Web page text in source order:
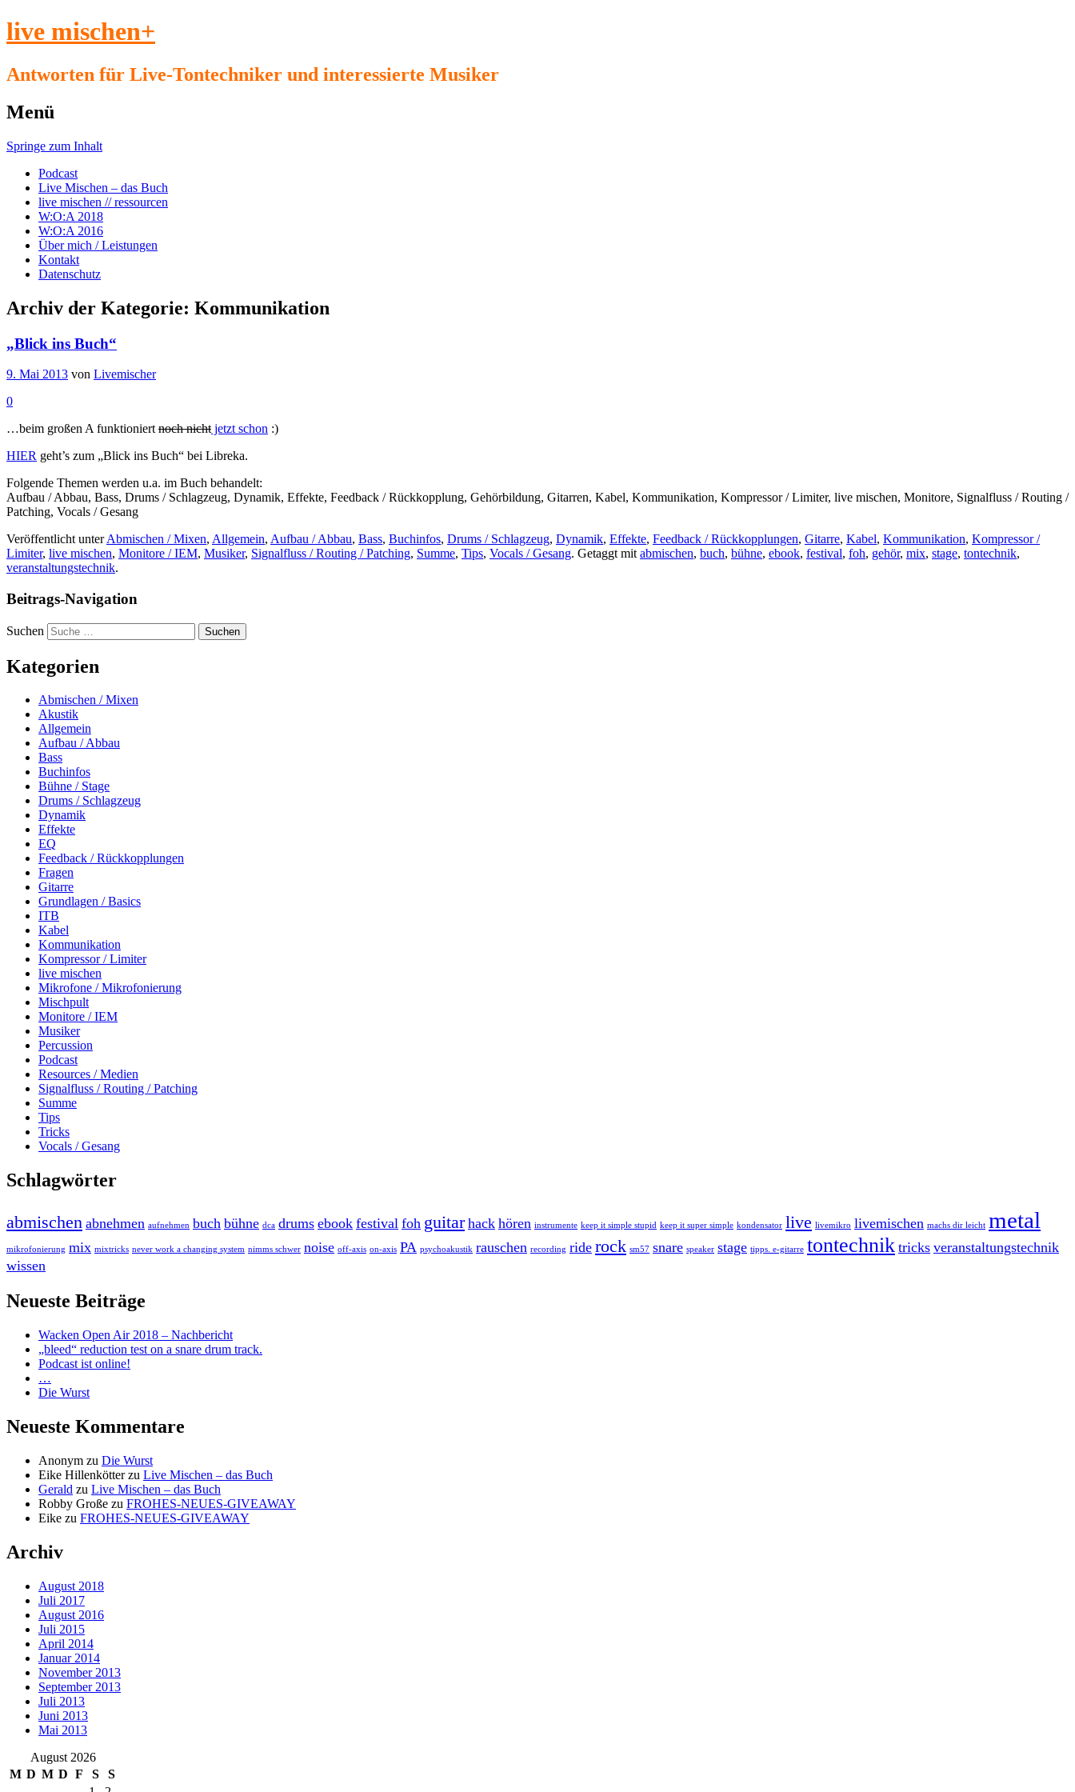
live mischen+
Antworten für Live-Tontechniker und interessierte Musiker
Menü
Springe zum Inhalt
Podcast
Live Mischen – das Buch
live mischen // ressourcen
W:O:A 2018
W:O:A 2016
Über mich / Leistungen
Kontakt
Datenschutz
Archiv der Kategorie: Kommunikation
„Blick ins Buch“
9. Mai 2013 von Livemischer
0
…beim großen A funktioniert noch nicht jetzt schon :)
HIER geht’s zum „Blick ins Buch“ bei Libreka.
Folgende Themen werden u.a. im Buch behandelt:
Aufbau / Abbau, Bass, Drums / Schlagzeug, Dynamik, Effekte, Feedback / Rückkopplung, Gehörbildung, Gitarren, Kabel, Kommunikation, Kompressor / Limiter, live mischen, Monitore, Signalfluss / Routing /
Patching, Vocals / Gesang
Veröffentlicht unterAbmischen / Mixen, Allgemein, Aufbau / Abbau, Bass, Buchinfos, Drums / Schlagzeug, Dynamik, Effekte, Feedback / Rückkopplungen, Gitarre, Kabel, Kommunikation, Kompressor /
Limiter, live mischen, Monitore / IEM, Musiker, Signalfluss / Routing / Patching, Summe, Tips, Vocals / Gesang. Getaggt mit abmischen, buch, bühne, ebook, festival, foh, gehör, mix, stage, tontechnik,
veranstaltungstechnik.
Beitrags-Navigation
Suchen
Kategorien
Abmischen / Mixen
Akustik
Allgemein
Aufbau / Abbau
Bass
Buchinfos
Bühne / Stage
Drums / Schlagzeug
Dynamik
Effekte
EQ
Feedback / Rückkopplungen
Fragen
Gitarre
Grundlagen / Basics
ITB
Kabel
Kommunikation
Kompressor / Limiter
live mischen
Mikrofone / Mikrofonierung
Mischpult
Monitore / IEM
Musiker
Percussion
Podcast
Resources / Medien
Signalfluss / Routing / Patching
Summe
Tips
Tricks
Vocals / Gesang
Schlagwörter
abmischen abnehmen aufnehmen buch bühne dca drums ebook festival foh guitar hack hören instrumente keep it simple stupid keep it super simple kondensator live livemikro livemischen machs dir leicht metal
mikrofonierung mix mixtricks never work a changing system nimms schwer noise off-axis on-axis PA psychoakustik rauschen recording ride rock sm57 snare speaker stage tipps. e-gitarre tontechnik tricks veranstaltungstechnik
wissen
Neueste Beiträge
Wacken Open Air 2018 – Nachbericht
„bleed“ reduction test on a snare drum track.
Podcast ist online!
…
Die Wurst
Neueste Kommentare
Anonym zu Die Wurst
Eike Hillenkötterzu Live Mischen – das Buch
Gerald zu Live Mischen – das Buch
Robby Große zu FROHES-NEUES-GIVEAWAY
Eike zu FROHES-NEUES-GIVEAWAY
Archiv
August 2018
Juli 2017
August 2016
Juli 2015
April 2014
Januar 2014
November 2013
September 2013
Juli 2013
Juni 2013
Mai 2013
August 2026
M D M D F S
S